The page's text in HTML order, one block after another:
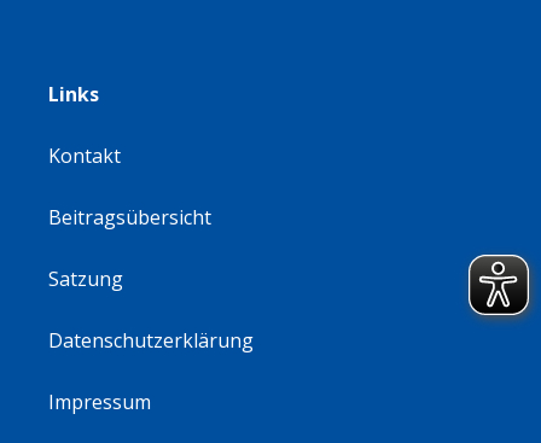
Links
Kontakt
Beitragsübersicht
Satzung
Datenschutzerklärung
Impressum